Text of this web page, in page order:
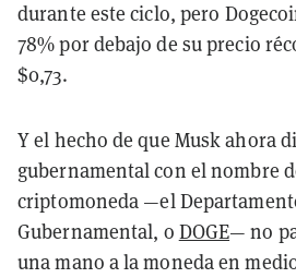
durante este ciclo, pero
78% por debajo de su precio
$0,73.
Y el hecho de que Musk ahora
gubernamental con el nombre
criptomoneda —el
Gubernamental, o DOGE— no
una mano a la moneda en